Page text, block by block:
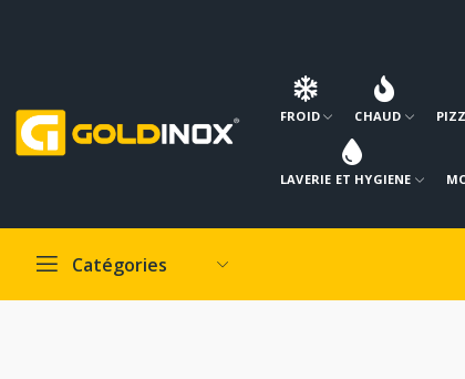
FROID CHAUD
LAVERIE ET HYGIENE
Catégories